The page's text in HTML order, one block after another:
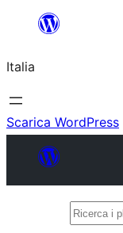
contenuto
Italia
Scarica WordPress
Ricerca